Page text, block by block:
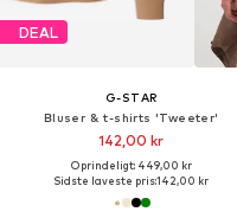
DEAL
G-STAR
Bluser & t-shirts 'Tweeter'
142,00 kr
Oprindeligt: 449,00 kr
Sidste laveste pris:142,00 kr